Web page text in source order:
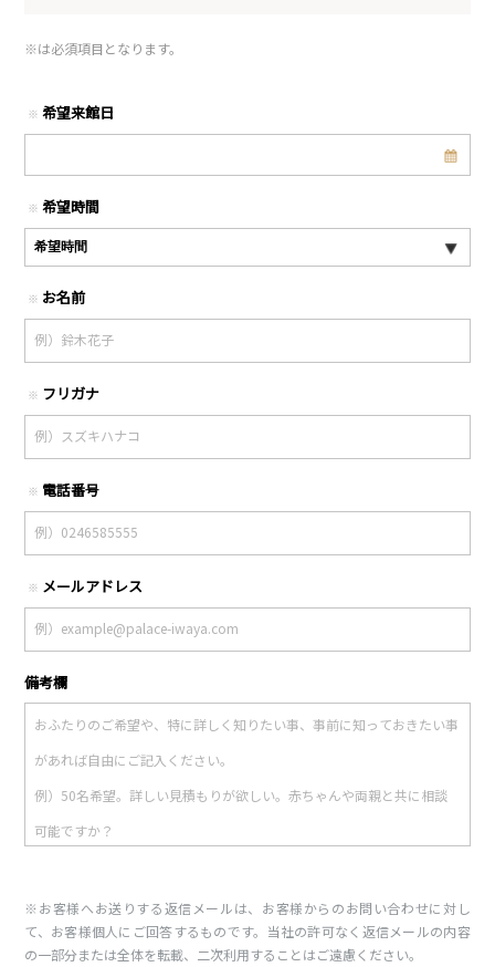
※は必須項目となります。
※ 希望来館日
※ 希望時間
※ お名前
※ フリガナ
※ 電話番号
※ メールアドレス
備考欄
※お客様へお送りする返信メールは、お客様からのお問い合わせに対し
て、お客様個人にご回答するものです。当社の許可なく返信メールの内容
の一部分または全体を転載、二次利用することはご遠慮ください。